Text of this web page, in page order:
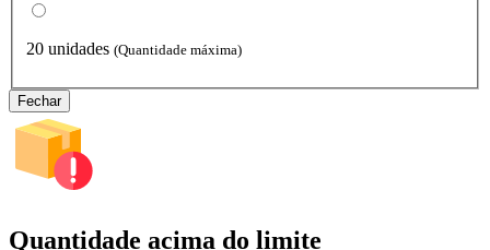
20 unidades (Quantidade máxima)
Fechar
Quantidade acima do limite